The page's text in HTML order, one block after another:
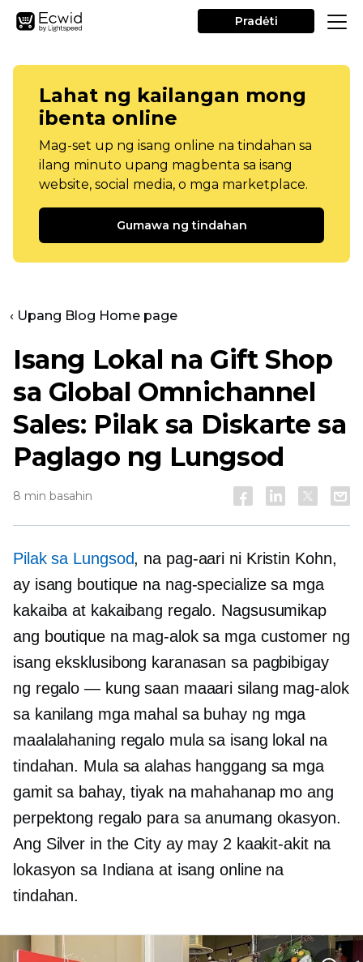
Pradėti
Lahat ng kailangan mong
ibenta online
Mag-set up ng isang online na tindahan sa
ilang minuto upang magbenta sa isang
website, social media, o mga marketplace.
Gumawa ng tindahan
‹ Upang Blog Home page
Isang Lokal na Gift Shop
sa Global Omnichannel
Sales: Pilak sa Diskarte sa
Paglago ng Lungsod
8 min basahin
Pilak sa Lungsod, na pag-aari ni Kristin Kohn,
ay isang boutique na nag-specialize sa mga
kakaiba at kakaibang regalo. Nagsusumikap
ang boutique na mag-alok sa mga customer ng
isang eksklusibong karanasan sa pagbibigay
ng regalo — kung saan maaari silang mag-alok
sa kanilang mga mahal sa buhay ng mga
maalalahaning regalo mula sa isang lokal na
tindahan. Mula sa alahas hanggang sa mga
gamit sa bahay, tiyak na mahahanap mo ang
perpektong regalo para sa anumang okasyon.
Ang Silver in the City ay may 2 kaakit-akit na
lokasyon sa Indiana at isang online na
tindahan.